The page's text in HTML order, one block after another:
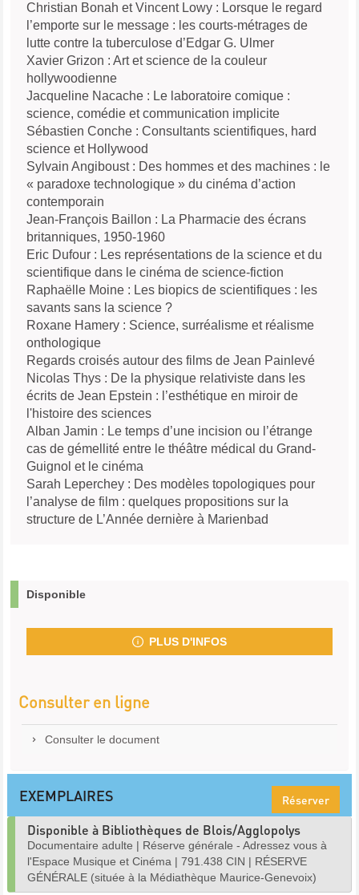
Christian Bonah et Vincent Lowy : Lorsque le regard
l’emporte sur le message : les courts-métrages de
lutte contre la tuberculose d’Edgar G. Ulmer
Xavier Grizon : Art et science de la couleur
hollywoodienne
Jacqueline Nacache : Le laboratoire comique :
science, comédie et communication implicite
Sébastien Conche : Consultants scientifiques, hard
science et Hollywood
Sylvain Angiboust : Des hommes et des machines : le
« paradoxe technologique » du cinéma d’action
contemporain
Jean-François Baillon : La Pharmacie des écrans
britanniques, 1950-1960
Eric Dufour : Les représentations de la science et du
scientifique dans le cinéma de science-fiction
Raphaëlle Moine : Les biopics de scientifiques : les
savants sans la science ?
Roxane Hamery : Science, surréalisme et réalisme
onthologique
Regards croisés autour des films de Jean Painlevé
Nicolas Thys : De la physique relativiste dans les
écrits de Jean Epstein : l’esthétique en miroir de
l'histoire des sciences
Alban Jamin : Le temps d’une incision ou l’étrange
cas de gémellité entre le théâtre médical du Grand-
Guignol et le cinéma
Sarah Leperchey : Des modèles topologiques pour
l’analyse de film : quelques propositions sur la
structure de L’Année dernière à Marienbad
Disponible
PLUS D'INFOS
Consulter en ligne
Consulter le document
EXEMPLAIRES Réserver
Disponible à Bibliothèques de Blois/Agglopolys
Documentaire adulte | Réserve générale - Adressez vous à
l'Espace Musique et Cinéma | 791.438 CIN | RÉSERVE
GÉNÉRALE (située à la Médiathèque Maurice-Genevoix)